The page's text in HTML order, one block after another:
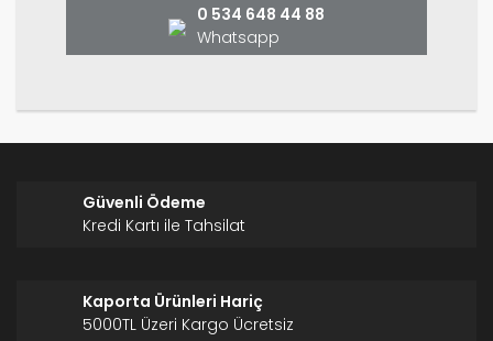
0 534 648 44 88
Whatsapp
Güvenli Ödeme
Kredi Kartı ile Tahsilat
Kaporta Ürünleri Hariç
5000TL Üzeri Kargo Ücretsiz